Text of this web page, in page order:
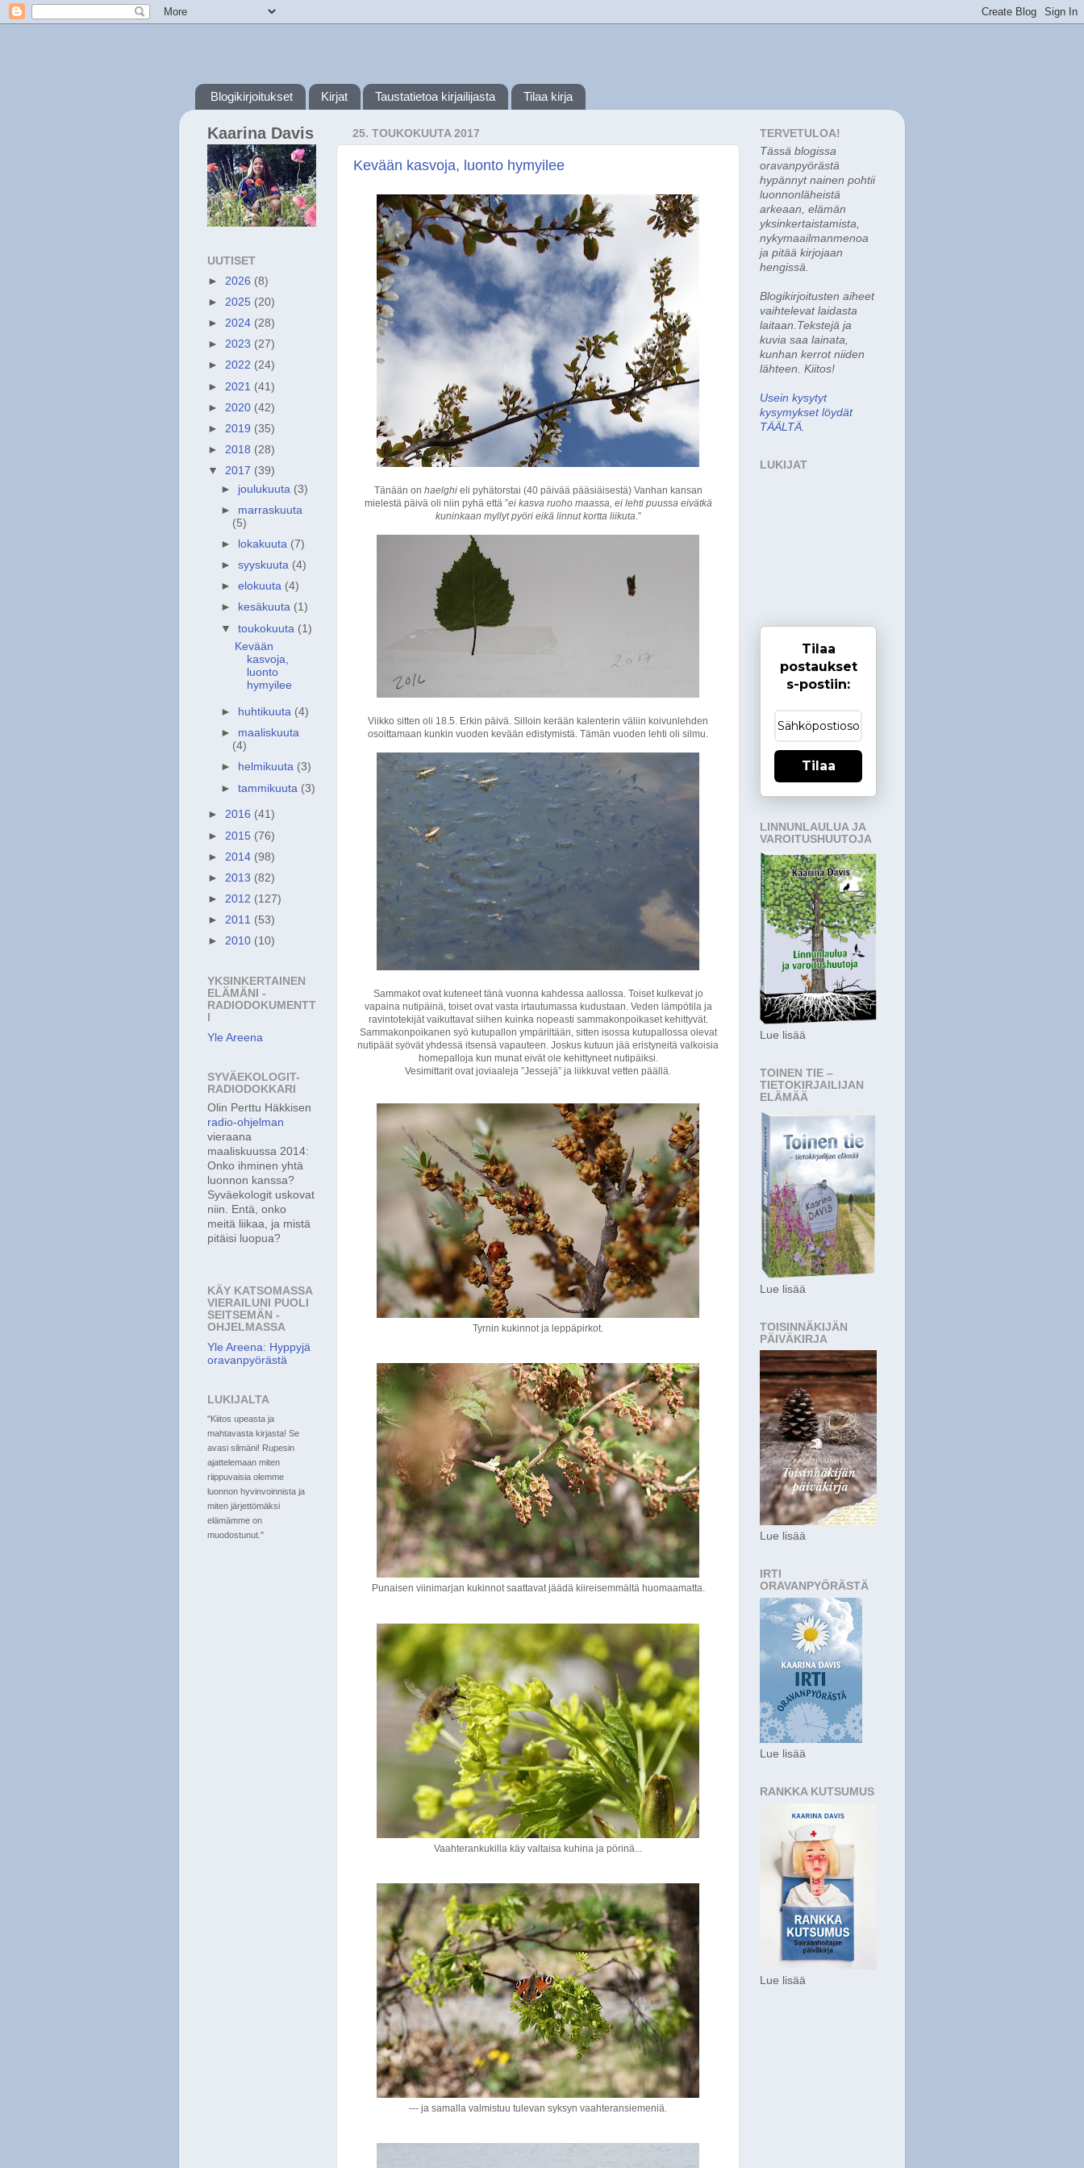
Blogikirjoitukset Kirjat Taustatietoa kirjailijasta Tilaa kirja
25. TOUKOKUUTA 2017
Kevään kasvoja, luonto hymyilee
Tänään on haelghieli pyhätorstai (40 päivää pääsiäisestä) Vanhan kansan
mielestä päivä oli niin pyhä että ”ei kasva ruoho maassa, ei lehti puussa eivätkä
kuninkaan myllyt pyöri eikä linnut kortta liikuta .”
Viikko sitten oli 18.5. Erkin päivä. Silloin kerään kalenterin väliin koivunlehden
osoittamaan kunkin vuoden kevään edistymistä. Tämän vuoden lehti oli silmu.
Sammakot ovat kuteneet tänä vuonna kahdessa aallossa. Toiset kulkevat jo
vapaina nutipäinä, toiset ovat vasta irtautumassa kudustaan. Veden lämpötila ja
ravintotekijät vaikuttavat siihen kuinka nopeasti sammakonpoikaset kehittyvät.
Sammakonpoikanen syö kutupallon ympäriltään, sitten isossa kutupallossa olevat
nutipäät syövät yhdessä itsensä vapauteen. Joskus kutuun jää eristyneitä valkoisia
homepalloja kun munat eivät ole kehittyneet nutipäiksi.
Vesimittarit ovat joviaaleja ”Jessejä” ja liikkuvat vetten päällä.
Tyrnin kukinnot ja leppäpirkot.
Punaisen viinimarjan kukinnot saattavat jäädä kiireisemmältä huomaamatta.
Vaahterankukilla käy valtaisa kuhina ja pörinä...
--- ja samalla valmistuu tulevan syksyn vaahteransiemeniä.
Kaarina Davis
UUTISET
► 2026 (8)
► 2025 (20)
► 2024 (28)
► 2023 (27)
► 2022 (24)
► 2021 (41)
► 2020 (42)
► 2019 (35)
► 2018 (28)
▼ 2017 (39)
► joulukuuta (3)
► marraskuuta
(5)
►
lokakuuta (7)
►syyskuuta (4)
►elokuuta (4)
►
kesäkuuta (1)
▼toukokuuta (1)
Kevään
kasvoja,
luonto
hymyilee
► huhtikuuta (4)
► maaliskuuta
(4)
►
helmikuuta (3)
►tammikuuta (3)
► 2016 (41)
► 2015 (76)
► 2014 (98)
► 2013 (82)
► 2012 (127)
► 2011 (53)
► 2010 (10)
YKSINKERTAINEN
ELÄMÄNI -
RADIODOKUMENTT
I
Yle Areena
SYVÄEKOLOGIT-
RADIODOKKARI
Olin Perttu Häkkisen
radio-ohjelman
vieraana
maaliskuussa 2014:
Onko ihminen yhtä
luonnon kanssa?
Syväekologit uskovat
niin. Entä, onko
meitä liikaa, ja mistä
pitäisi luopua?
KÄY KATSOMASSA
VIERAILUNI PUOLI
SEITSEMÄN -
OHJELMASSA
Yle Areena: Hyppyjä
oravanpyörästä
LUKIJALTA
"Kiitos upeasta ja
mahtavasta kirjasta! Se
avasi silmäni! Rupesin
ajattelemaan miten
riippuvaisia olemme
luonnon hyvinvoinnista ja
miten järjettömäksi
elämämme on
muodostunut."
TERVETULOA!
Tässä blogissa
oravanpyörästä
hypännyt nainen pohtii
luonnonläheistä
arkeaan, elämän
yksinkertaistamista,
nykymaailmanmenoa
ja pitää kirjojaan
hengissä.
Blogikirjoitusten aiheet
vaihtelevat laidasta
laitaan.Tekstejä ja
kuvia saa lainata,
kunhan kerrot niiden
lähteen. Kiitos!
Usein kysytyt
kysymykset löydät
TÄÄLTÄ.
LUKIJAT
Tilaa
postaukset
s-postiin:
Tilaa
LINNUNLAULUA JA
VAROITUSHUUTOJA
Lue lisää
TOINEN TIE –
TIETOKIRJAILIJAN
ELÄMÄÄ
Lue lisää
TOISINNÄKIJÄN
PÄIVÄKIRJA
Lue lisää
IRTI
ORAVANPYÖRÄSTÄ
Lue lisää
RANKKA KUTSUMUS
Lue lisää